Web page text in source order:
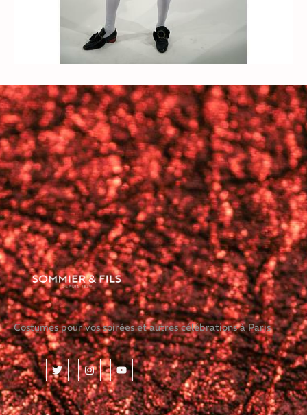
Costumes pour vos soirées et autres célébrations à Paris